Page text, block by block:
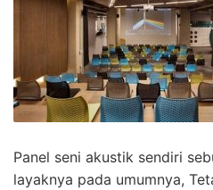
Panel seni akustik sendiri
layaknya pada umumnya,